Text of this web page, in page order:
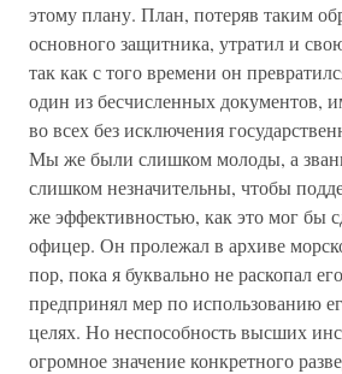
этому плану. План, потеряв таким
основного защитника, утратил и
так как с того времени он
один из бесчисленных документов,
во всех без исключения
Мы же были слишком молоды, а
слишком незначительны, чтобы
же эффективностью, как это мог бы
офицер. Он пролежал в архиве
пор, пока я буквально не раскопал
предпринял мер по использованию
целях. Но неспособность высших
огромное значение конкретного